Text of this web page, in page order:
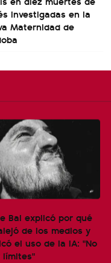
investigadas en la
Maternidad de
Bal explicó por qué
de los medios y
el uso de la IA: "No
límites"